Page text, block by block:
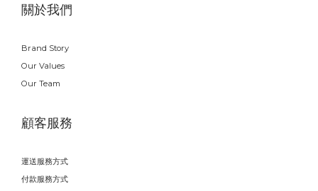
關於我們
Brand Story
Our Values
Our Team
顧客服務
運送服務方式
付款服務方式